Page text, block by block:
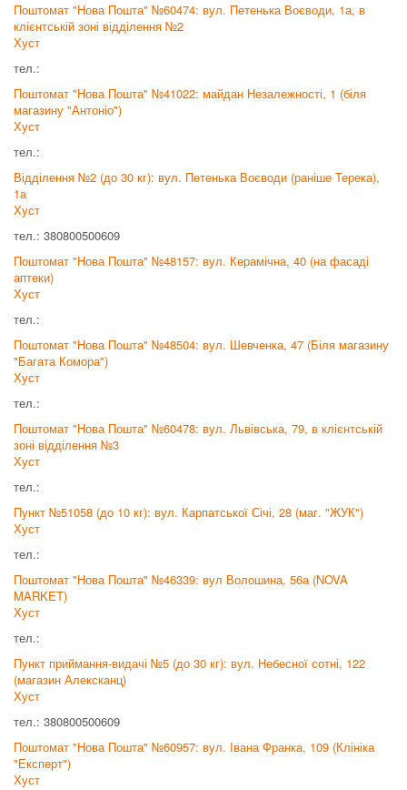
Поштомат "Нова Пошта" №60474: вул. Петенька Воєводи, 1а, в
клієнтській зоні відділення №2
Хуст
тел.:
Поштомат "Нова Пошта" №41022: майдан Незалежності, 1 (біля
магазину "Антоніо")
Хуст
тел.:
Відділення №2 (до 30 кг): вул. Петенька Воєводи (раніше Терека),
1а
Хуст
тел.: 380800500609
Поштомат "Нова Пошта" №48157: вул. Керамічна, 40 (на фасаді
аптеки)
Хуст
тел.:
Поштомат "Нова Пошта" №48504: вул. Шевченка, 47 (Біля магазину
"Багата Комора")
Хуст
тел.:
Поштомат "Нова Пошта" №60478: вул. Львівська, 79, в клієнтській
зоні відділення №3
Хуст
тел.:
Пункт №51058 (до 10 кг): вул. Карпатської Січі, 28 (маг. "ЖУК")
Хуст
тел.:
Поштомат "Нова Пошта" №46339: вул Волошина, 56а (NOVA
MARKET)
Хуст
тел.:
Пункт приймання-видачі №5 (до 30 кг): вул. Небесної сотні, 122
(магазин Алексканц)
Хуст
тел.: 380800500609
Поштомат "Нова Пошта" №60957: вул. Івана Франка, 109 (Клініка
"Експерт")
Хуст